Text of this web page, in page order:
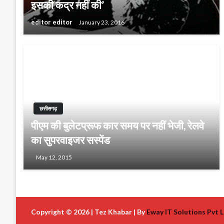
इसकी कद्र नहीं की’
editor editor January 23, 2016
छत्तीसगढ़
पीएम की बुलेटप्रूफ कार समय पर नहीं भेजी, रेलवे
का सुपरवाइजर सस्पेंड
May 12, 2015
Copyright © 2026 | Tez Khabar | ByEway IT Solutions Pvt